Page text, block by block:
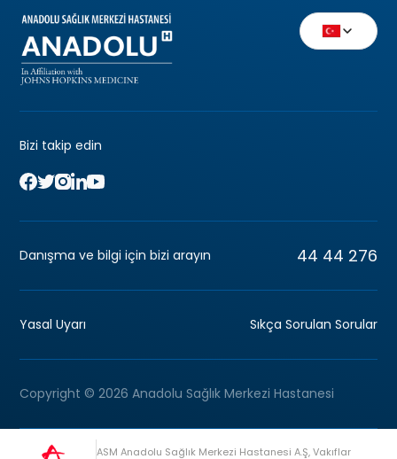
Bizi takip edin
Danışma ve bilgi için bizi arayın 44 44 276
Yasal Uyarı Sıkça Sorulan Sorular
Copyright © 2026 Anadolu Sağlık Merkezi Hastanesi
ASM Anadolu Sağlık Merkezi Hastanesi A.Ş, Vakıflar